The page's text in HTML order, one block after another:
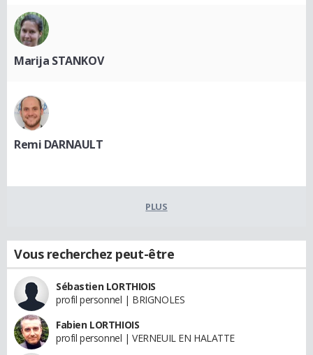
Marija STANKOV
Remi DARNAULT
PLUS
Vous recherchez peut-être
Sébastien LORTHIOIS
profil personnel | BRIGNOLES
Fabien LORTHIOIS
profil personnel | VERNEUIL EN HALATTE